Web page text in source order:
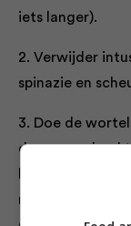
iets langer).
2. Verwijder
spinazie en
3. Doe de
deze weer
laat je de soep
net gaar is.